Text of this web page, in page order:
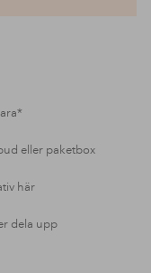
eller paketbox
här
dela upp